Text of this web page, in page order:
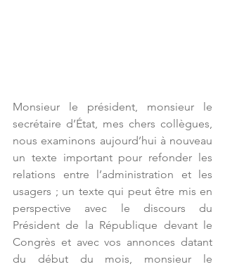
Monsieur le président, monsieur le
secrétaire d’État, mes chers collègues,
nous examinons aujourd’hui à nouveau
un texte important pour refonder les
relations entre l’administration et les
usagers ; un texte qui peut être mis en
perspective avec le discours du
Président de la République devant le
Congrès et avec vos annonces datant
du début du mois, monsieur le